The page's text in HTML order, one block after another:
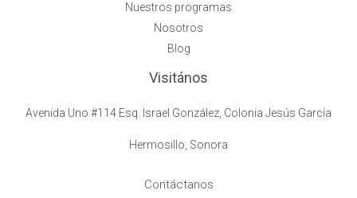
Nuestros programas
Nosotros
Blog
Visitános
Avenida Uno #114 Esq. Israel González, Colonia Jesús García
Hermosillo, Sonora
Contáctanos